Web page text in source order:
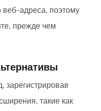
адреса, поэтому
прежде чем
зарегистрировав
такие как